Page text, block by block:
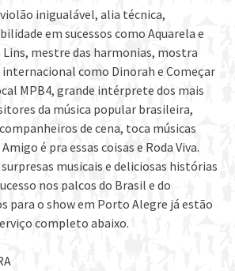
inigualável, alia técnica,
em sucessos como Aquarela e
Lins, mestre das harmonias, mostra
internacional como Dinorah e Começar
MPB4, grande intérprete dos mais
da música popular brasileira,
de cena, toca músicas
é pra essas coisas e Roda Viva.
musicais e deliciosas histórias
nos palcos do Brasil e do
para o show em Porto Alegre já estão
completo abaixo.